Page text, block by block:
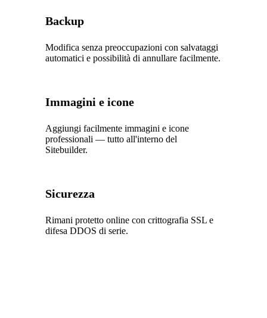
Backup
Modifica senza preoccupazioni con salvataggi
automatici e possibilità di annullare facilmente.
Immagini e icone
Aggiungi facilmente immagini e icone
professionali — tutto all'interno del
Sitebuilder.
Sicurezza
Rimani protetto online con crittografia SSL e
difesa DDOS di serie.